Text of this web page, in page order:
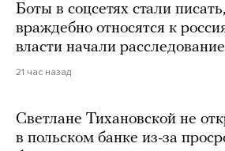
Боты в соцсетях стали
враждебно относятся к
власти начали расследование
21 час назад
Светлане Тихановской не
в польском банке из-за